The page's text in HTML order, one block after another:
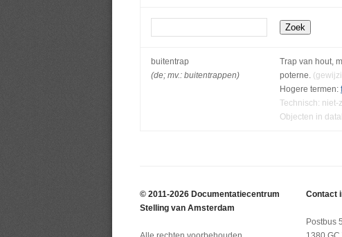
buitentrap
(de; mv.: buitentrappen)
Trap van hout,
poterne.
Hogere termen:
Technisch: niet-
Objecten in
© 2011-2026 Documentatiecentrum
Stelling van Amsterdam
Contact
Postbus